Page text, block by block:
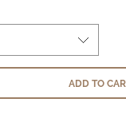
ADD TO